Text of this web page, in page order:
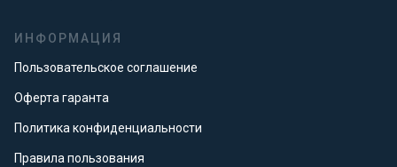
ИНФОРМАЦИЯ
Пользовательское соглашение
Оферта гаранта
Политика конфиденциальности
Правила пользования